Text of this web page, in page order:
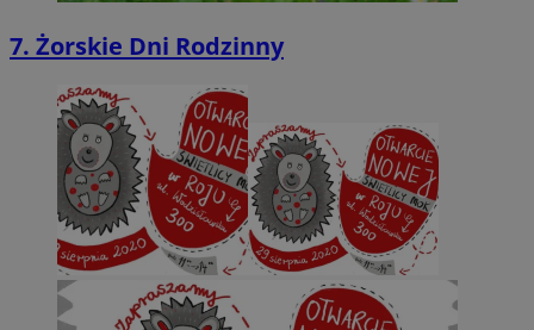
7. Żorskie Dni Rodzinny